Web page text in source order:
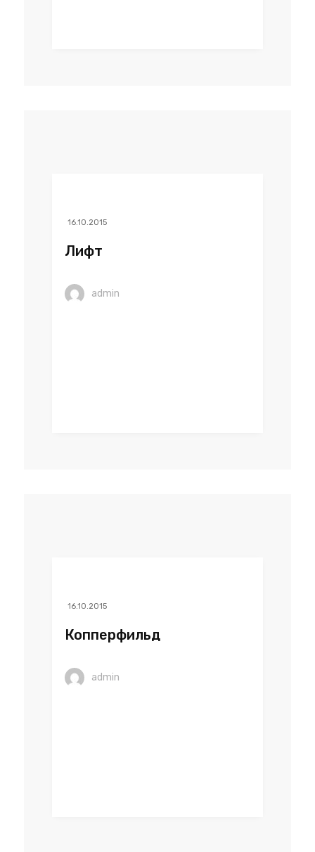
16.10.2015
Лифт
admin
16.10.2015
Копперфильд
admin